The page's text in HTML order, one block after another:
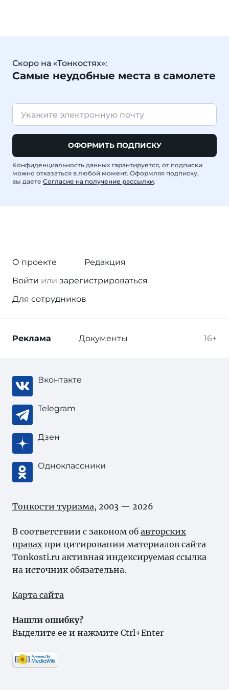
Скоро на «Тонкостях»:
Самые неудобные места в самолете
ОФОРМИТЬ ПОДПИСКУ
Конфиденциальность данных гарантируется, от подписки
можно отказаться в любой момент. Оформляя подписку,
вы даете Согласие на получение рассылки.
О проекте
Редакция
Войти или зарегистрироваться
Для сотрудников
16+
Реклама Документы
Вконтакте
Telegram
Дзен
Одноклассники
Тонкости туризма, 2003 — 2026
В соответствии с законом об авторских
правах при цитировании материалов сайта
Tonkosti.ru активная индексируемая ссылка
на источник обязательна.
Карта сайта
Нашли ошибку?
Выделите ее и нажмите Ctrl+Enter